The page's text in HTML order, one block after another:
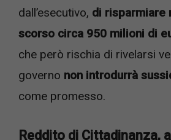
dall’esecutivo, di risparmiare
scorso circa 950 milioni di
che però rischia di rivelarsi
governo non introdurrà
come promesso.
Reddito di Cittadinanza,